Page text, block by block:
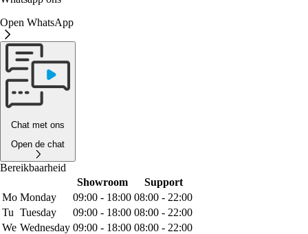
Open WhatsApp
Chat met ons
Open de chat
Bereikbaarheid
Showroom
Support
Mo Monday 09:00 - 18:00 08:00 - 22:00
Tu Tuesday 09:00 - 18:00 08:00 - 22:00
We Wednesday 09:00 - 18:00 08:00 - 22:00